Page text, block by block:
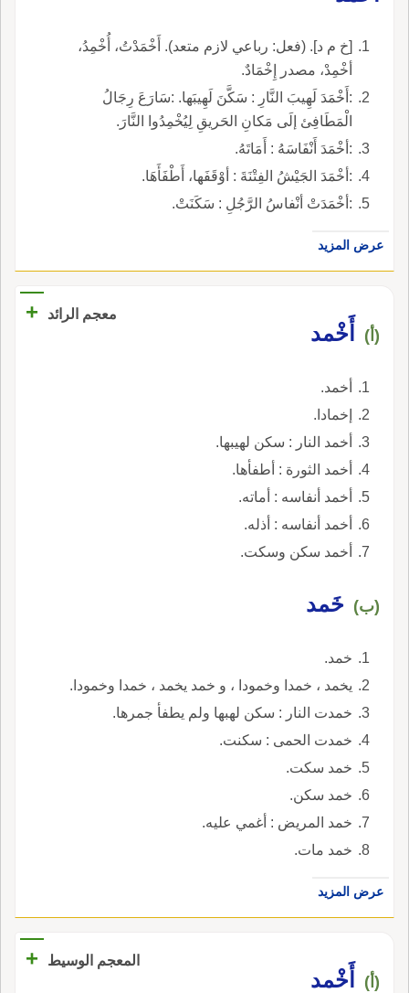
[خ م د]. (فعل: رباعي لازم متعد). أَخْمَدْتُ، أُخْمِدُ،
أخْمِدْ، مصدر إِخْمَادٌ.
:أَخْمَدَ لَهِيبَ النَّارِ : سَكَّنَ لَهِيبَها. :سَارَعَ رِجَالُ
الْمَطَافِئ إلَى مَكانِ الحَريقِ لِيُخْمِدُوا النَّارَ.
:أخْمَدَ أَنْفَاسَهُ : أَمَاتَهُ.
:أخْمَدَ الجَيْشُ الفِتْنَةَ : أوْقَفَها، أَطْفَأَهَا.
:أخْمَدَتْ أنْفاسُ الرَّجُلِ : سَكَنَتْ.
عرض المزيد
معجم الرائد +
(أ) أَخْمد
أخمد.
إخمادا.
أخمد النار : سكن لهيبها.
أخمد الثورة : أطفأها.
أخمد أنفاسه : أماته.
أخمد أنفاسه : أذله.
أخمد سكن وسكت.
(ب) خَمد
خمد.
يخمد ، خمدا وخمودا ، و خمد يخمد ، خمدا وخمودا.
خمدت النار : سكن لهبها ولم يطفأ جمرها.
خمدت الحمى : سكنت.
خمد سكت.
خمد سكن.
خمد المريض : أغمي عليه.
خمد مات.
عرض المزيد
المعجم الوسيط +
(أ) أَخْمد